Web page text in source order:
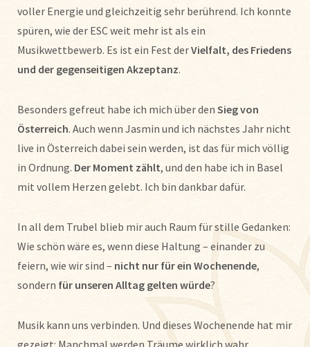
voller Energie und gleichzeitig sehr berührend. Ich konnte
spüren, wie der ESC weit mehr ist als ein
Musikwettbewerb. Es ist ein Fest derVielfalt, des Friedens
und der gegenseitigen Akzeptanz.
Besonders gefreut habe ich mich über denSieg von
Österreich. Auch wenn Jasmin und ich nächstes Jahr nicht
live in Österreich dabei sein werden, ist das für mich völlig
in Ordnung. Der Moment zählt, und den habe ich in Basel
mit vollem Herzen gelebt. Ich bin dankbar dafür.
In all dem Trubel blieb mir auch Raum für stille Gedanken:
Wie schön wäre es, wenn diese Haltung – einander zu
feiern, wie wir sind – nicht nur für ein Wochenende,
sondern für unseren Alltag gelten würde?
Musik kann uns verbinden. Und dieses Wochenende hat mir